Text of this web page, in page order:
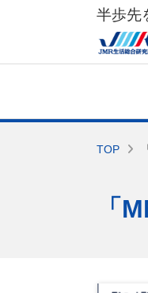
半歩先
TOP
「